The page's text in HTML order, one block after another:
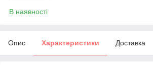
В наявності
Опис Характеристики Доставка